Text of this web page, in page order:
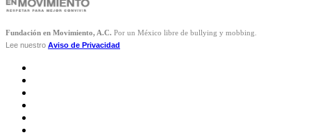
Fundación en Movimiento, A.C. Por un México libre de bullying y mobbing.
Lee nuestro Aviso de Privacidad